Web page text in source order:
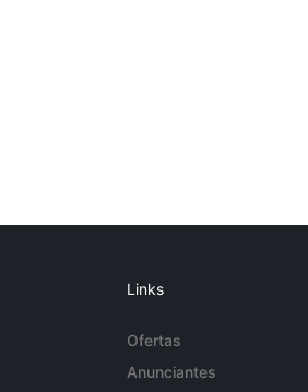
Links
Ofertas
Anunciantes